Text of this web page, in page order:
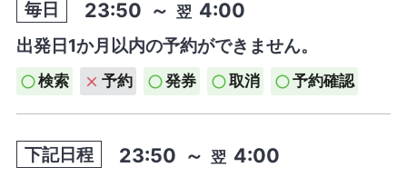
毎日 23:50 ～ 翌 4:00
出発日1か月以内の予約ができません。
検索 予約 発券 取消 予約確認
下記日程 23:50 ～ 翌 4:00